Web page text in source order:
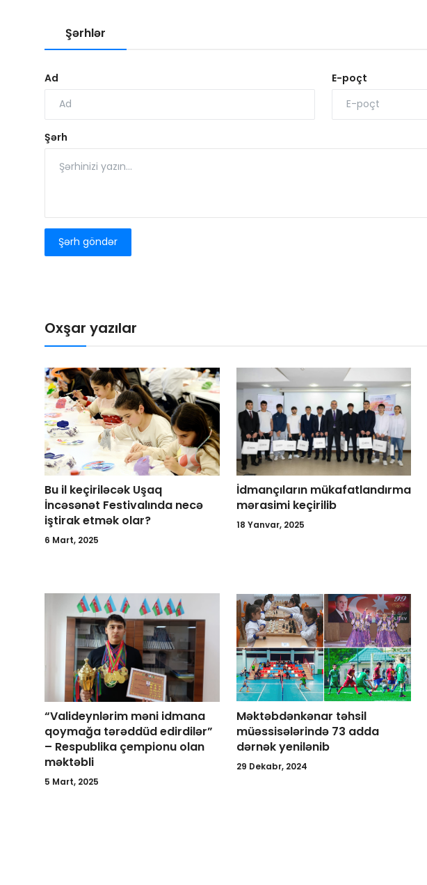
Şərhlər
Ad E-poçt
Şərh
Şərh göndər
Oxşar yazılar
Bu il keçiriləcək Uşaq
İncəsənət Festivalında necə
iştirak etmək olar?
6 Mart, 2025
İdmançıların mükafatlandırma
mərasimi keçirilib
18 Yanvar, 2025
“Valideynlərim məni idmana
qoymağa tərəddüd edirdilər”
– Respublika çempionu olan
məktəbli
5 Mart, 2025
Məktəbdənkənar təhsil
müəssisələrində 73 adda
dərnək yenilənib
29 Dekabr, 2024